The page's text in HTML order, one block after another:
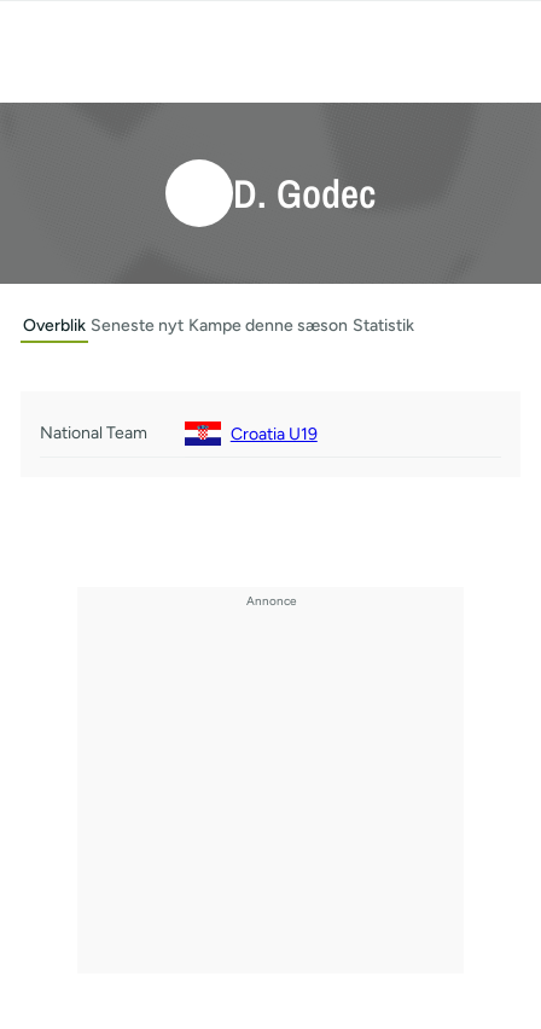
D. Godec
Overblik Seneste nyt Kampe denne sæson Statistik
National Team Croatia U19